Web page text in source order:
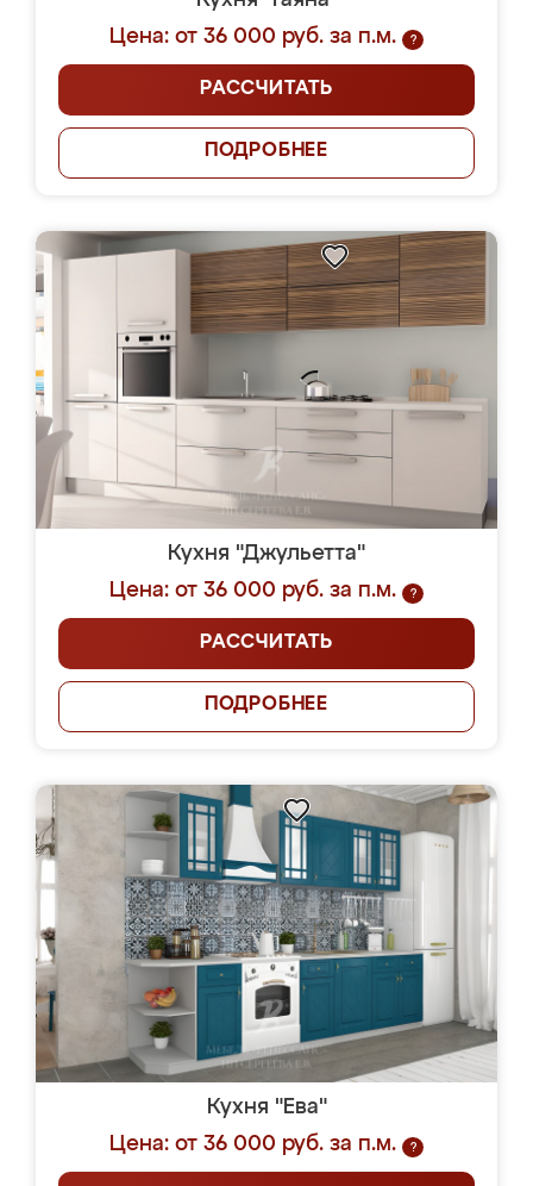
Цена: от 36 000 руб. за п.м.
?
РАССЧИТАТЬ
ПОДРОБНЕЕ
Кухня "Джульетта"
Цена: от 36 000 руб. за п.м.
?
РАССЧИТАТЬ
ПОДРОБНЕЕ
Кухня "Ева"
Цена: от 36 000 руб. за п.м.
?